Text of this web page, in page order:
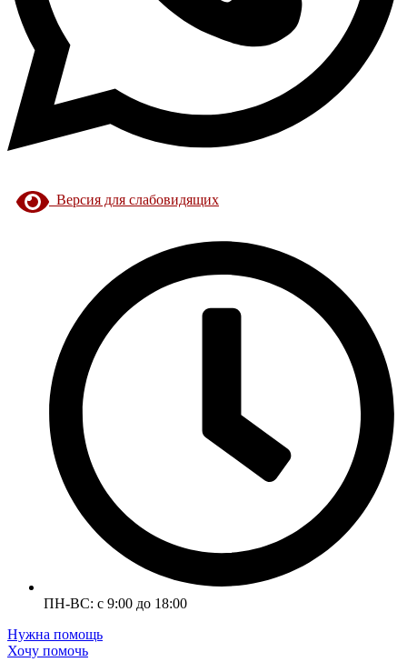
Версия для слабовидящих
ПН-ВС: с 9:00 до 18:00
Нужна помощь
Хочу помочь